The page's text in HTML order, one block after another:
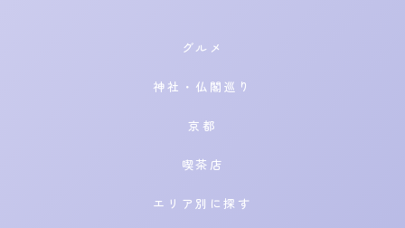
グルメ
神社・仏閣巡り
京都
喫茶店
エリア別に探す